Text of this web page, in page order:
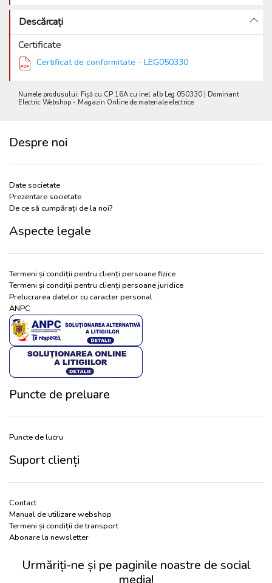
Descărcați
Certificate
Certificat de conformitate - LEG050330
Numele produsului: Fișă cu CP 16A cu inel alb Leg 050330 | Dominant
Electric Webshop - Magazin Online de materiale electrice
Despre noi
Date societate
Prezentare societate
De ce să cumpărați de la noi?
Aspecte legale
Termeni și condiții pentru clienți persoane fizice
Termeni și condiții pentru clienți persoane juridice
Prelucrarea datelor cu caracter personal
ANPC
Puncte de preluare
Puncte de lucru
Suport clienți
Contact
Manual de utilizare webshop
Termeni și condiții de transport
Abonare la newsletter
Urmăriți-ne și pe paginile noastre de social
media!